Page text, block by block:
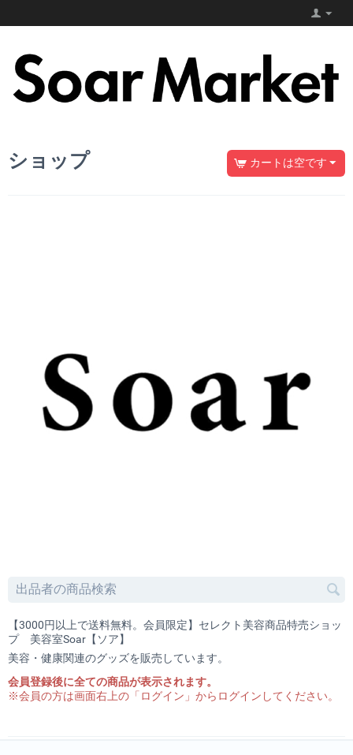
ショップ カートは空です
【3000円以上で送料無料。会員限定】セレクト美容商品特売ショッ
プ 美容室Soar【ソア】
美容・健康関連のグッズを販売しています。
会員登録後に全ての商品が表示されます。
※会員の方は画面右上の「ログイン」からログインしてください。